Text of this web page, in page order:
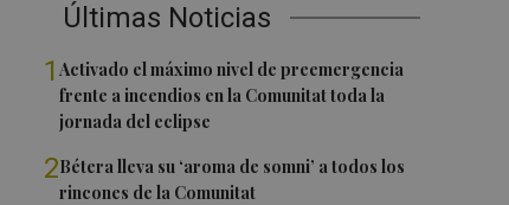
Últimas Noticias
1Activado el máximo nivel de preemergencia
frente a incendios en la Comunitat toda la
jornada del eclipse
2Bétera lleva su ‘aroma de somni’ a todos los
rincones de la Comunitat